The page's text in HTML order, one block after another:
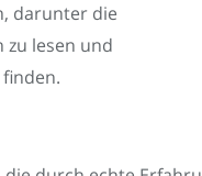
darunter die
zu lesen und